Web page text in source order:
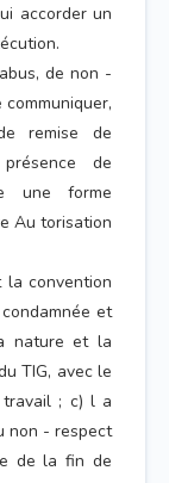
accorder un
de non -
remise de
de
une forme
Au torisation
la convention
et
nature et la
TIG, avec le
travail ; c) l a
non - respect
de la fin de